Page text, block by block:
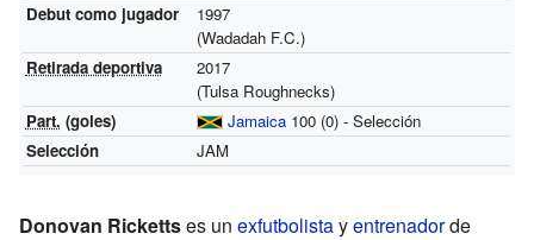
Debut como jugador
1997
(Wadadah F.C.)
Retirada deportiva
2017
(Tulsa Roughnecks)
Part. (goles) Jamaica100 (0) - Selección
Selección
JAM
Donovan Rickettses un exfutbolistayentrenadorde